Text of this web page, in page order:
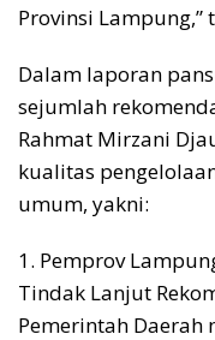
Provinsi Lampung,”
Dalam laporan
sejumlah
Rahmat Mirzani
kualitas
umum, yakni:
1. Pemprov
Tindak Lanjut
Pemerintah